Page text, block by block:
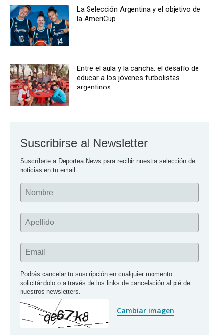
La Selección Argentina y el objetivo de
la AmeriCup
Entre el aula y la cancha: el desafío de
educar a los jóvenes futbolistas
argentinos
Suscribirse al Newsletter
Suscríbete a Deportea News para recibir nuestra selección de
noticias en tu email.
Nombre
Apellido
Email
Podrás cancelar tu suscripción en cualquier momento
solicitándolo o a través de los links de cancelación al pié de
nuestros newsletters.
Cambiar imagen